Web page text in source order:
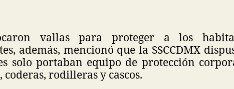
vallas para proteger a los
además, mencionó que la SSCCDMX
solo portaban equipo de protección
coderas, rodilleras y cascos.